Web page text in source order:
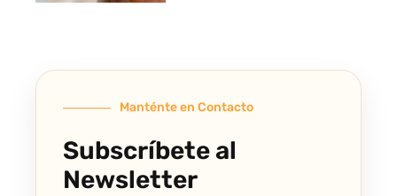
Manténte en Contacto
Subscríbete al
Newsletter